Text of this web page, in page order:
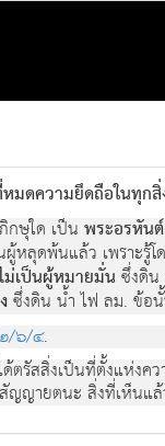
มดความยึดถือในทุก
กษุใด เป็นพระอรหันต์
หลุดพ้นแล้ว เพราะ
ม่เป็นผู้หมายมั่น ซึ่งดิ
ซึ่งดิน น้ำ ไฟ ลม. ข้อนั้
/๖/๔.
ด้ตรัสสิ่งเป็นที่ตั้งแห่ง
ญายตนะ สิ่งที่เห็นแล้